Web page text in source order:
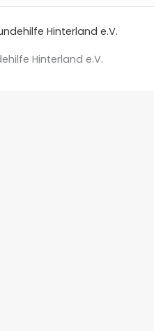
Hinterland e.V.
Hinterland e.V.